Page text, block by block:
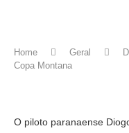
Home Geral
Copa Montana
O piloto paranaense